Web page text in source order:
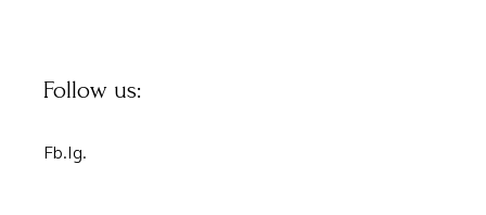
Follow us:
Fb.Ig.